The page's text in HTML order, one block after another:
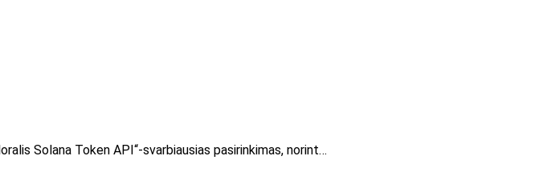
Solana Token API“-svarbiausias pasirinkimas, norint…